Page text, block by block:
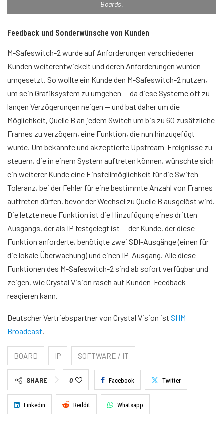
Boards.
Feedback und Sonderwünsche von Kunden
M-Safeswitch-2 wurde auf Anforderungen verschiedener
Kunden weiterentwickelt und deren Anforderungen wurden
umgesetzt. So wollte ein Kunde den M-Safeswitch-2 nutzen,
um sein Grafiksystem zu umgehen — da diese Systeme oft zu
langen Verzögerungen neigen — und bat daher um die
Möglichkeit, Quelle B an jedem Switch um bis zu 60 zusätzliche
Frames zu verzögern, eine Funktion, die nun hinzugefügt
wurde. Um bekannte und akzeptierte Upstream-Ereignisse zu
steuern, die in einem System auftreten können, wünschte sich
ein weiterer Kunde eine Einstellmöglichkeit für die Switch-
Toleranz, bei der Fehler für eine bestimmte Anzahl von Frames
auftreten dürfen, bevor der Wechsel zu Quelle B ausgelöst wird.
Die letzte neue Funktion ist die Hinzufügung eines dritten
Ausgangs, der als IP festgelegt ist — der Kunde, der diese
Funktion anforderte, benötigte zwei SDI-Ausgänge (einen für
die lokale Überwachung) und einen IP-Ausgang. Alle diese
Funktionen des M-Safeswitch-2 sind ab sofort verfügbar und
zeigen, wie Crystal Vision rasch auf Kunden-Feedback
reagieren kann.
Deutscher Vertriebspartner von Crystal Vision ist SHM
Broadcast
BOARD IP SOFTWARE / IT
SHARE 0 Facebook Twitter
Linkedin Reddit Whatsapp